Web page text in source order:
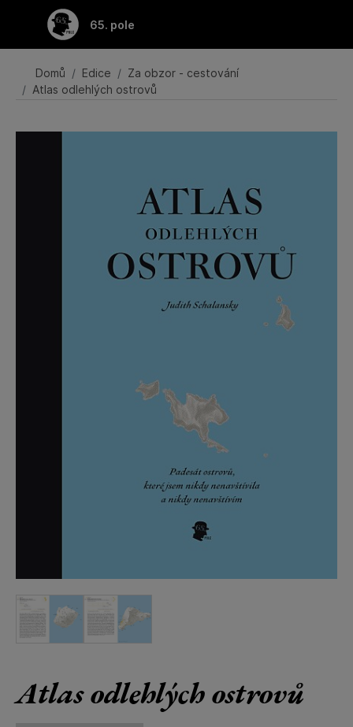
Přeskočit na hlavní obsah
65. pole
Domů Edice
Za obzor - cestování
Atlas odlehlých ostrovů
Atlas odlehlých ostrovů